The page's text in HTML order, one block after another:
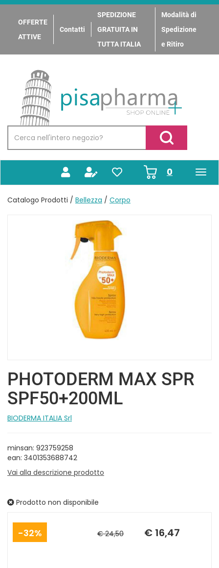
Passa
contenuto
principale
OFFERTE
ATTIVE
Contatti
SPEDIZIONE
GRATUITA IN
TUTTA ITALIA
Modalità di
Spedizione
e Ritiro
PisaPharma
Prodotto
Cerca Prodotto
0prodotti
inseriti
Catalogo Prodotti / Bellezza / Corpo
PHOTODERM MAX SPR
SPF50+200ML
BIODERMA ITALIA Srl
minsan: 923759258
ean: 3401353688742
Vai alla descrizione prodotto
Prodotto non disponibile
32% € 24,50
scontato
€ 16,47